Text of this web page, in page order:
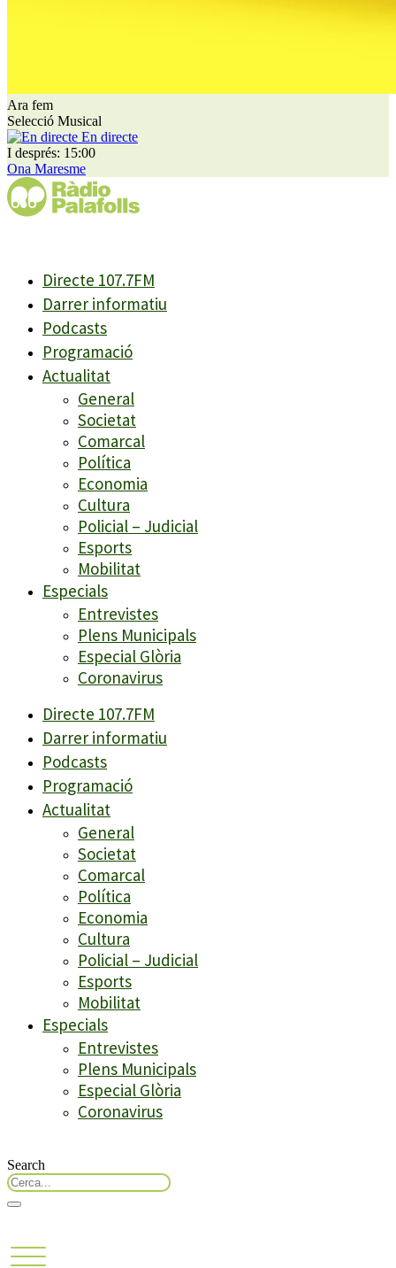
Ara fem
Selecció Musical
En directe
I després: 15:00
Ona Maresme
Directe 107.7FM
Darrer informatiu
Podcasts
Programació
Actualitat
General
Societat
Comarcal
Política
Economia
Cultura
Policial – Judicial
Esports
Mobilitat
Especials
Entrevistes
Plens Municipals
Especial Glòria
Coronavirus
Directe 107.7FM
Darrer informatiu
Podcasts
Programació
Actualitat
General
Societat
Comarcal
Política
Economia
Cultura
Policial – Judicial
Esports
Mobilitat
Especials
Entrevistes
Plens Municipals
Especial Glòria
Coronavirus
Search